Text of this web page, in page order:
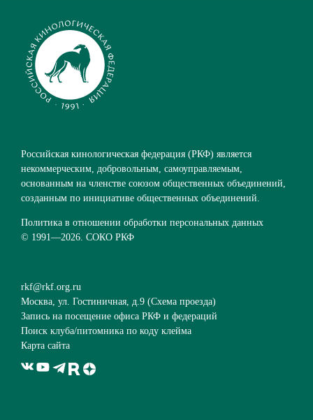
Российская кинологическая федерация (РКФ) является
некоммерческим, добровольным, самоуправляемым,
основанным на членстве союзом общественных объединений,
созданным по инициативе общественных объединений.
Политика в отношении обработки персональных данных
© 1991—2026. СОКО РКФ
rkf@rkf.org.ru
Москва, ул. Гостиничная, д.9 (Схема проезда)
Запись на посещение офиса РКФ и федераций
Поиск клуба/питомника по коду клейма
Карта сайта